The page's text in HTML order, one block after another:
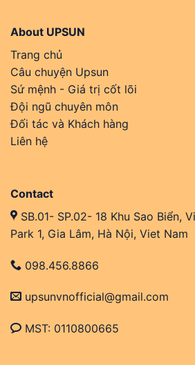
About UPSUN
Trang chủ
Câu chuyện Upsun
Sứ mệnh - Giá trị cốt lõi
Đội ngũ chuyên môn
Đối tác và Khách hàng
Liên hệ
Contact
SB.01- SP.02- 18 Khu Sao Biển,
Park 1, Gia Lâm, Hà Nội, Viet Nam
098.456.8866
upsunvnofficial@gmail.com
MST: 0110800665